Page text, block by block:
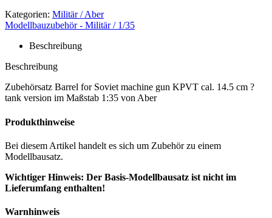
Kategorien: Militär / Aber
Modellbauzubehör - Militär / 1/35
Beschreibung
Beschreibung
Zubehörsatz Barrel for Soviet machine gun KPVT cal. 14.5 cm ?
tank version im Maßstab 1:35 von Aber
Produkthinweise
Bei diesem Artikel handelt es sich um Zubehör zu einem
Modellbausatz.
Wichtiger Hinweis: Der Basis-Modellbausatz ist nicht im
Lieferumfang enthalten!
Warnhinweis